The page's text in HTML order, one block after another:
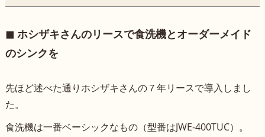
◼︎ ホシザキさんのリースで食洗機とオーダーメイド
のシンクを
先ほど述べた通りホシザキさんの７年リースで導入しまし
た。
食洗機は一番ベーシックなもの（型番はJWE-400TUC）。